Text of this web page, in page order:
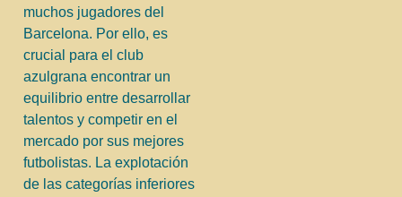
muchos jugadores del
Barcelona. Por ello, es
crucial para el club
azulgrana encontrar un
equilibrio entre desarrollar
talentos y competir en el
mercado por sus mejores
futbolistas. La explotación
de las categorías inferiores